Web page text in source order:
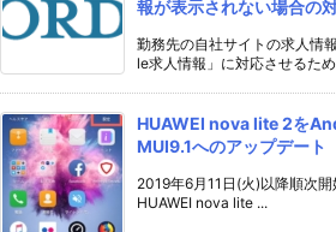
報が表示されない場合の
勤務先の自社サイトの求人情
le求人情報」に対応させるた
HUAWEI nova lite 2を
MUI9.1へのアップデート
2019年6月11日(火)以降順次開
HUAWEI nova lite ...